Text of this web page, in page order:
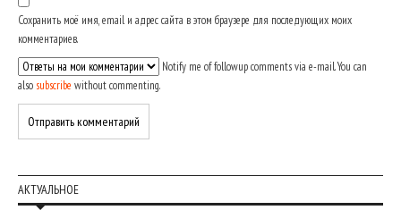
Сохранить моё имя, email и адрес сайта в этом браузере для последующих моих
комментариев.
Notify me of followup comments via e-mail. You can
also subscribe without commenting.
АКТУАЛЬНОЕ